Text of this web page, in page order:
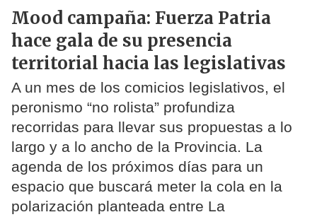
Mood campaña: Fuerza Patria
hace gala de su presencia
territorial hacia las legislativas
A un mes de los comicios legislativos, el
peronismo “no rolista” profundiza
recorridas para llevar sus propuestas a lo
largo y a lo ancho de la Provincia. La
agenda de los próximos días para un
espacio que buscará meter la cola en la
polarización planteada entre La